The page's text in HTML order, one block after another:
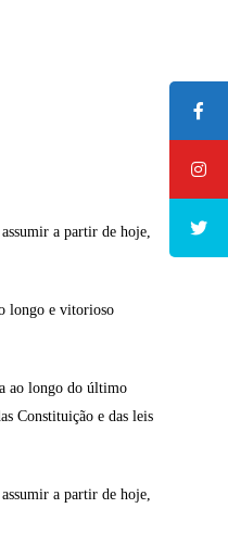
a partir de hoje,
o longo e vitorioso
ao longo do último
Constituição e das leis
a partir de hoje,